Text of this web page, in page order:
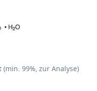
99%, zur Analyse)